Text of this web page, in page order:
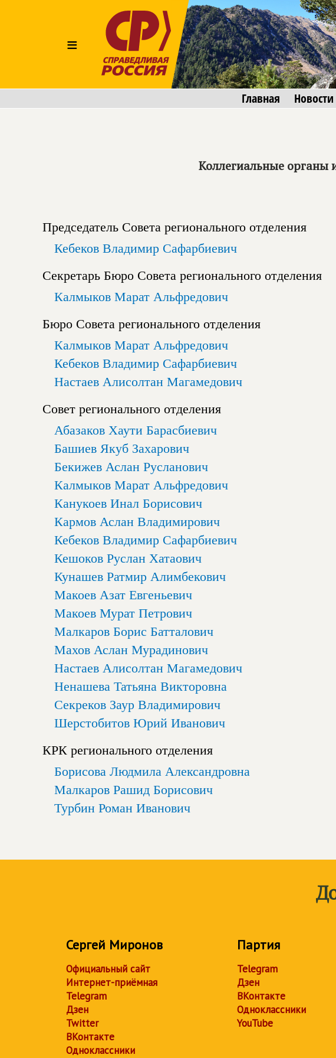
≡
Главная Новости
Коллегиальные органы
Председатель Совета регионального отделения
Кебеков Владимир Сафарбиевич
Секретарь Бюро Совета регионального отделения
Калмыков Марат Альфредович
Бюро Совета регионального отделения
Калмыков Марат Альфредович
Кебеков Владимир Сафарбиевич
Настаев Алисолтан Магамедович
Совет регионального отделения
Абазаков Хаути Барасбиевич
Башиев Якуб Захарович
Бекижев Аслан Русланович
Калмыков Марат Альфредович
Канукоев Инал Борисович
Кармов Аслан Владимирович
Кебеков Владимир Сафарбиевич
Кешоков Руслан Хатаович
Кунашев Ратмир Алимбекович
Макоев Азат Евгеньевич
Макоев Мурат Петрович
Малкаров Борис Батталович
Махов Аслан Мурадинович
Настаев Алисолтан Магамедович
Ненашева Татьяна Викторовна
Секреков Заур Владимирович
Шерстобитов Юрий Иванович
КРК регионального отделения
Борисова Людмила Александровна
Малкаров Рашид Борисович
Турбин Роман Иванович
Сергей Миронов
Официальный сайт
Интернет-приёмная
Telegram
Дзен
Twitter
ВКонтакте
Одноклассники
Партия
Telegram
Дзен
ВКонтакте
Одноклассники
YouTube